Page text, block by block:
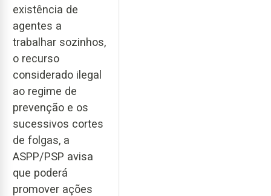
existência de
agentes a
trabalhar sozinhos,
o recurso
considerado ilegal
ao regime de
prevenção e os
sucessivos cortes
de folgas, a
ASPP/PSP avisa
que poderá
promover ações